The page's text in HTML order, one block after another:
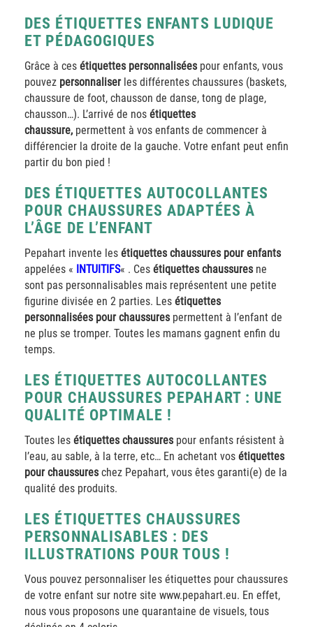
DES ÉTIQUETTES ENFANTS LUDIQUE
ET PÉDAGOGIQUES
Grâce à ces étiquettes personnaliséespour enfants, vous
pouvez personnaliserles différentes chaussures (baskets,
chaussure de foot, chausson de danse, tong de plage,
chausson…). L’arrivé de nos étiquettes
chaussure, permettent à vos enfants de commencer à
différencier la droite de la gauche. Votre enfant peut enfin
partir du bon pied !
DES ÉTIQUETTES AUTOCOLLANTES
POUR CHAUSSURES ADAPTÉES À
L’ÂGE DE L’ENFANT
Pepahart invente les étiquettes chaussures pour enfants
appelées « INTUITIFS« . Ces étiquettes chaussuresne
sont pas personnalisables mais représentent une petite
figurine divisée en 2 parties. Les étiquettes
personnalisées pour chaussurespermettent à l’enfant de
ne plus se tromper. Toutes les mamans gagnent enfin du
temps.
LES ÉTIQUETTES AUTOCOLLANTES
POUR CHAUSSURES PEPAHART : UNE
QUALITÉ OPTIMALE !
Toutes les étiquettes chaussurespour enfants résistent à
l’eau, au sable, à la terre, etc… En achetant vos étiquettes
pour chaussureschez Pepahart, vous êtes garanti(e) de la
qualité des produits.
LES ÉTIQUETTES CHAUSSURES
PERSONNALISABLES : DES
ILLUSTRATIONS POUR TOUS !
Vous pouvez personnaliser les étiquettes pour chaussures
de votre enfant sur notre site www.pepahart.eu. En effet,
nous vous proposons une quarantaine de visuels, tous